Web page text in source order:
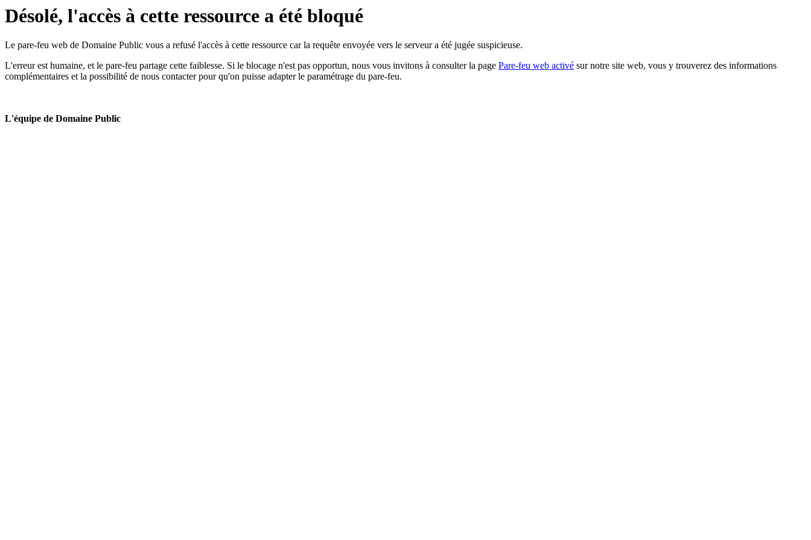
Désolé, l'accès à cette ressource a été bloqué
Le pare-feu web de Domaine Public vous a refusé l'accès à cette ressource car la requête envoyée vers le serveur a été jugée suspicieuse.
L'erreur est humaine, et le pare-feu partage cette faiblesse. Si le blocage n'est pas opportun, nous vous invitons à consulter la page Pare-feu web activé sur notre site web, vous y trouverez des informations
complémentaires et la possibilité de nous contacter pour qu'on puisse adapter le paramétrage du pare-feu.
L'équipe de Domaine Public